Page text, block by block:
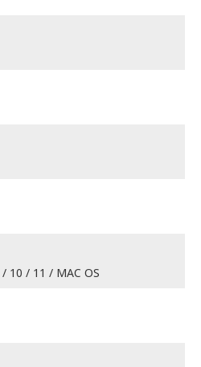
10 / 11 / MAC OS